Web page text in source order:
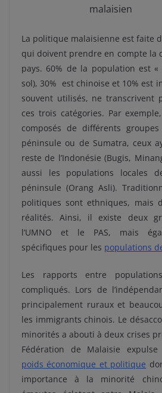
malaisien
La politique malaisienne est faite
qui doivent prendre en compte la
pays. 60% de la population est
sol), 30% est chinoise et 10% est
souvent utilisés, ne transcrivent
ces trois catégories. Par
composés de différents
péninsule ou de Sumatra, ceux
reste de l’Indonésie (Bugis,
aussi les populations locales
péninsule (Orang Asli).
politiques sont ethniques, mais
réalités. Ainsi, il existe deux
l’UMNO et le PAS, mais
spécifiques pour les populations
Les rapports entre
compliqués. Lors de
principalement ruraux et
les immigrants chinois. Le
minorités a abouti à deux crises
Fédération de Malaisie expulse
poids économique et politique
importance à la minorité